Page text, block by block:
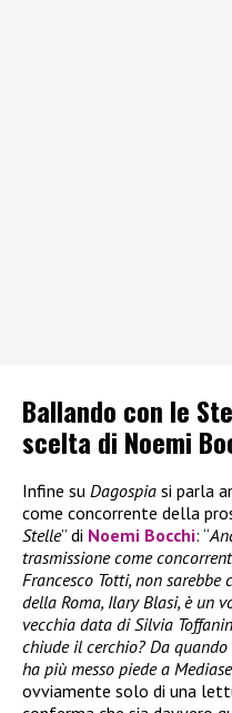
Ballando con le
scelta di Noemi
Infine su Dagospia si parla
come concorrente della
Stelle” di Noemi Bocchi: “
trasmissione come
Francesco Totti, non sarebbe
della Roma, Ilary Blasi, è un
vecchia data di Silvia
chiude il cerchio? Da
ha più messo piede a
ovviamente solo di una